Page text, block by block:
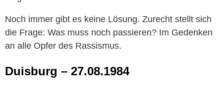
Noch immer gibt es keine Lösung. Zurecht stellt sich
die Frage: Was muss noch passieren? Im Gedenken
an alle Opfer des Rassismus.
Duisburg – 27.08.1984